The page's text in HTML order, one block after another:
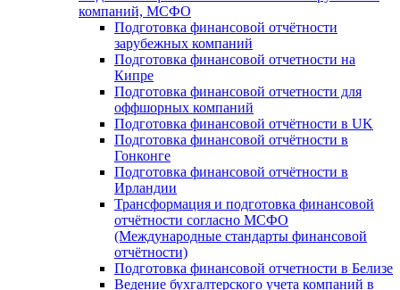
компаний, МСФО
Подготовка финансовой отчётности
зарубежных компаний
Подготовка финансовой отчетности на
Кипре
Подготовка финансовой отчетности для
оффшорных компаний
Подготовка финансовой отчётности в UK
Подготовка финансовой отчётности в
Гонконге
Подготовка финансовой отчётности в
Ирландии
Трансформация и подготовка финансовой
отчётности согласно МСФО
(Международные стандарты финансовой
отчётности)
Подготовка финансовой отчетности в Белизе
Ведение бухгалтерского учета компаний в